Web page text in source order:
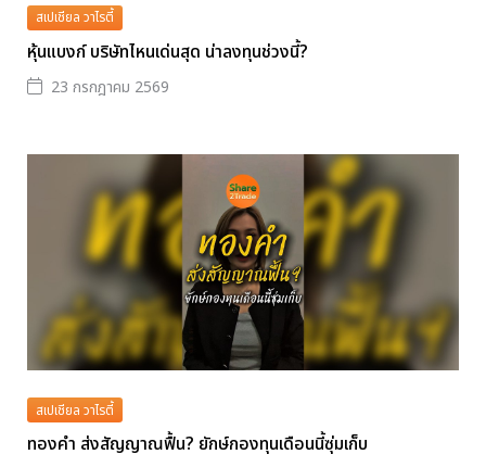
สเปเชียล วาไรตี้
หุ้นแบงก์ บริษัทไหนเด่นสุด น่าลงทุนช่วงนี้?
23 กรกฎาคม 2569
สเปเชียล วาไรตี้
ทองคำ ส่งสัญญาณฟื้น? ยักษ์กองทุนเดือนนี้ซุ่มเก็บ